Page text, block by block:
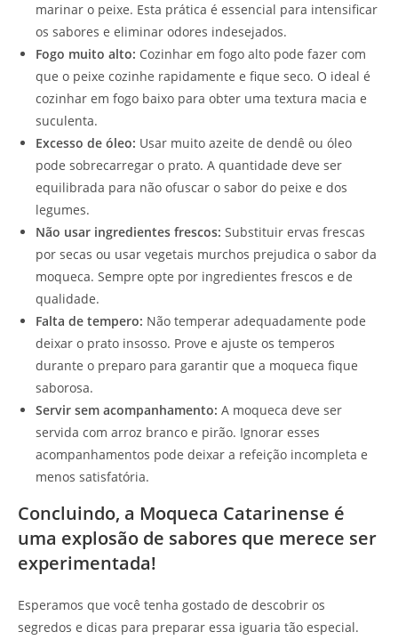
marinar o peixe. Esta prática é essencial para intensificar
os sabores e eliminar odores indesejados.
Fogo muito alto: Cozinhar em fogo alto pode fazer com
que o peixe cozinhe rapidamente e fique seco. O ideal é
cozinhar em fogo baixo para obter uma textura macia e
suculenta.
Excesso de óleo: Usar muito azeite de dendê ou óleo
pode sobrecarregar o prato. A quantidade deve ser
equilibrada para não ofuscar o sabor do peixe e dos
legumes.
Não usar ingredientes frescos: Substituir ervas frescas
por secas ou usar vegetais murchos prejudica o sabor da
moqueca. Sempre opte por ingredientes frescos e de
qualidade.
Falta de tempero: Não temperar adequadamente pode
deixar o prato insosso. Prove e ajuste os temperos
durante o preparo para garantir que a moqueca fique
saborosa.
Servir sem acompanhamento: A moqueca deve ser
servida com arroz branco e pirão. Ignorar esses
acompanhamentos pode deixar a refeição incompleta e
menos satisfatória.
Concluindo, a Moqueca Catarinense é
uma explosão de sabores que merece ser
experimentada!
Esperamos que você tenha gostado de descobrir os
segredos e dicas para preparar essa iguaria tão especial.